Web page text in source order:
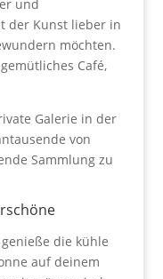
und
der Kunst lieber in
möchten.
Café,
Galerie in der
von
Sammlung zu
die kühle
auf deinem